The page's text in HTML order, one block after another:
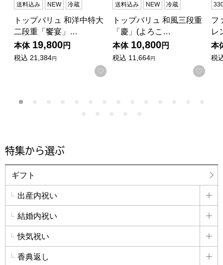
送料込み NEW 冷蔵
トップバリュ 和洋中特大
二段重「饗宴」…
本体 19,800円
税込 21,384円
お気に入りに登録する
送料込み NEW 冷蔵
トップバリュ 和風三段重
「慶」(よろこ…
本体 10,800円
税込 11,664円
お気
フ
レ
本
税
特集から選ぶ
ギフト
出産内祝い
詳
結婚内祝い
詳
快気祝い
詳
香典返し
詳